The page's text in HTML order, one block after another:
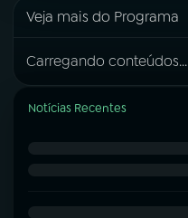
Veja mais do Programa
Carregando conteúdos...
Notícias Recentes